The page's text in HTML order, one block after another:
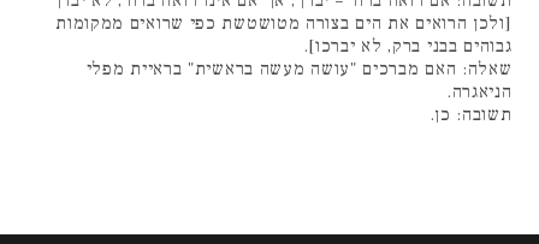
[ולכן הרואים את הים בצורה מטושטשת כפי שרואים ממקומות
גבוהים בבני ברק, לא יברכו].
שאלה: האם מברכים "עושה מעשה בראשית" בראיית מפלי
הניאגרה.
תשובה: כן.